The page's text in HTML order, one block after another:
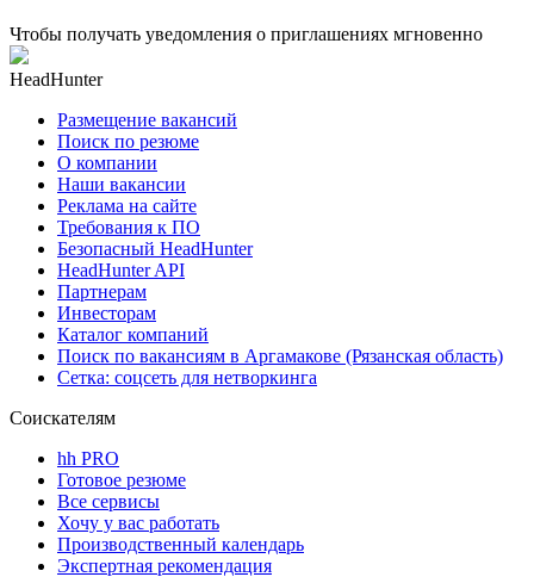
Чтобы получать уведомления о приглашениях мгновенно
HeadHunter
Размещение вакансий
Поиск по резюме
О компании
Наши вакансии
Реклама на сайте
Требования к ПО
Безопасный HeadHunter
HeadHunter API
Партнерам
Инвесторам
Каталог компаний
Поиск по вакансиям в Аргамакове (Рязанская область)
Сетка: соцсеть для нетворкинга
Соискателям
hh PRO
Готовое резюме
Все сервисы
Хочу у вас работать
Производственный календарь
Экспертная рекомендация